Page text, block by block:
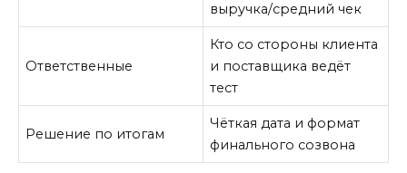
выручка/средний чек
Ответственные
Кто со стороны клиента
и поставщика ведёт
тест
Решение по итогам
Чёткая дата и формат
финального созвона